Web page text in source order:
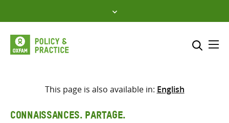
to
content
Sélectionner l’emplacement
Saisir
This page is also available in: English
CONNAISSANCES. PARTAGE.